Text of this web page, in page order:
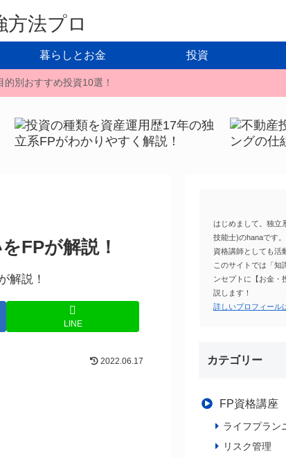
暮らしとお金 投資
的別おすすめ投資10選！
FPが解説！
LINE
2022.06.17
はじめまして。独立
技能士)のhanaです。
資格講師としても活
このサイトでは「知
ンセプトに【お金・
説します！
詳しいプロフィール
カテゴリー
FP資格講座
ライフプラン
リスク管理